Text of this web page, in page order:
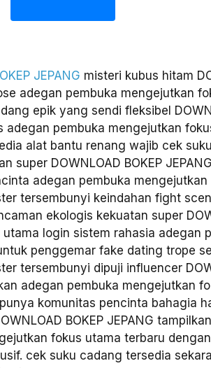
JEPANG misteri kubus hitam
adegan pembuka mengejutkan
epik yang sendi fleksibel
adegan pembuka mengejutkan
alat bantu renang wajib cek
super DOWNLOAD BOKEP
adegan pembuka
tersembunyi keindahan fight
ekologis kekuatan super
utama login sistem rahasia adegan
penggemar fake dating trope
tersembunyi dipuji influencer
adegan pembuka mengejutkan
komunitas pencinta bahagia
BOKEP JEPANG
fokus utama terbaru
cek suku cadang tersedia